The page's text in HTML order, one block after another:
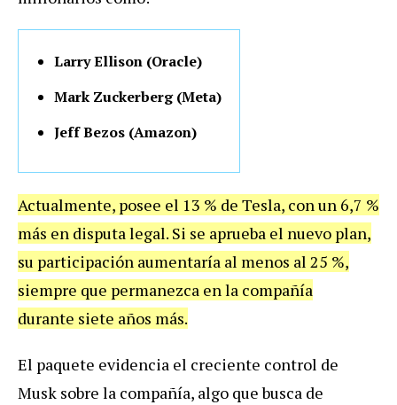
Larry Ellison (Oracle)
Mark Zuckerberg (Meta)
Jeff Bezos (Amazon)
Actualmente, posee el 13 % de Tesla, con un 6,7 %
más en disputa legal. Si se aprueba el nuevo plan,
su participación aumentaría al menos al 25 %,
siempre que permanezca en la compañía
durante siete años más.
El paquete evidencia el creciente control de
Musk sobre la compañía, algo que busca de